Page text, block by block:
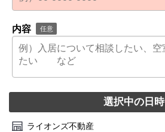
内容 任意
選択中の日時
ライオンズ不動産